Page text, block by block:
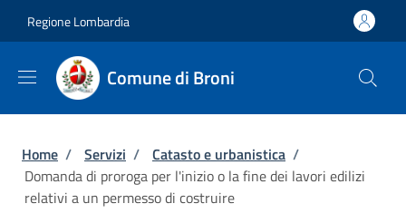
Regione Lombardia
Comune di Broni
Briciole di pane
Home / Servizi / Catasto e urbanistica /
Domanda di proroga per l'inizio o la fine dei lavori edilizi
relativi a un permesso di costruire